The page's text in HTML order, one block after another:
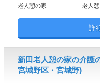
老人憩の家 老人
詳
新田老人憩の家の介護
宮城野区・宮城野)